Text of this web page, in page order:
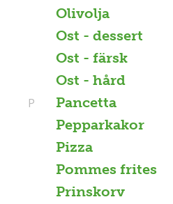
Olivolja
Ost - dessert
Ost - färsk
Ost - hård
Pancetta
P
Pepparkakor
Pizza
Pommes frites
Prinskorv